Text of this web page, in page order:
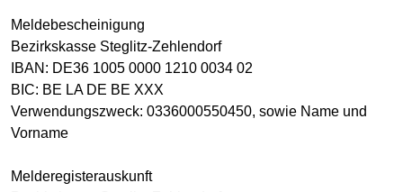
Meldebescheinigung
Bezirkskasse Steglitz-Zehlendorf
IBAN: DE36 1005 0000 1210 0034 02
BIC: BE LA DE BE XXX
Verwendungszweck: 0336000550450, sowie Name und
Vorname
Melderegisterauskunft